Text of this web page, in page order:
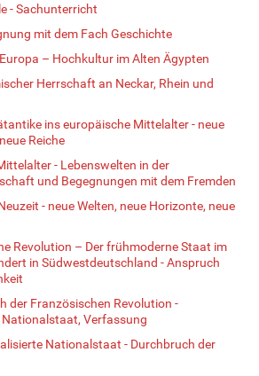
- Sachunterricht
mit dem Fach Geschichte
– Hochkultur im Alten Ägypten
Herrschaft an Neckar, Rhein und
ins europäische Mittelalter - neue
Reiche
- Lebenswelten in der
und Begegnungen mit dem Fremden
- neue Welten, neue Horizonte, neue
Revolution – Der frühmoderne Staat im
in Südwestdeutschland - Anspruch
der Französischen Revolution -
Verfassung
Nationalstaat - Durchbruch der